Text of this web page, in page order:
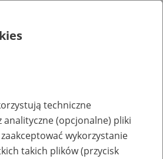
techniczne
analityczne (opcjonalne) pliki
wykorzystanie
takich plików (przycisk